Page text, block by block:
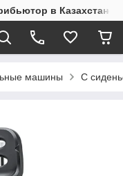
в Казахстане
машины С